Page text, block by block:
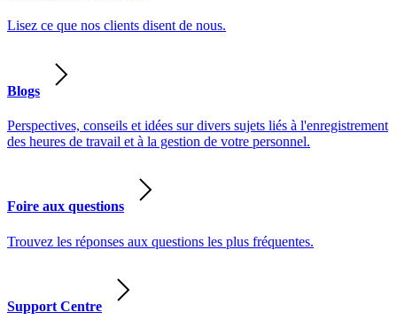
Lisez ce que nos clients disent de nous.
Blogs
Perspectives, conseils et idées sur divers sujets liés à l'enregistrement
des heures de travail et à la gestion de votre personnel.
Foire aux questions
Trouvez les réponses aux questions les plus fréquentes.
Support Centre